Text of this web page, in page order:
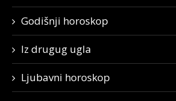
Godišnji horoskop
Iz drugug ugla
Ljubavni horoskop